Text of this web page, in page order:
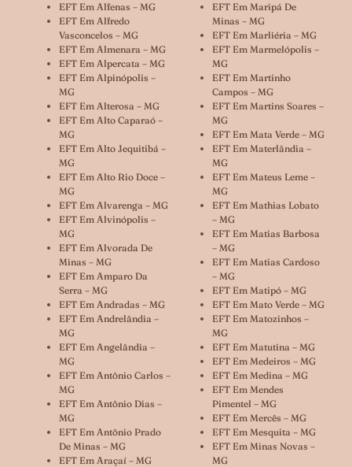
EFT Em Alfenas – MG
EFT Em Alfredo
Vasconcelos – MG
EFT Em Almenara – MG
EFT Em Alpercata – MG
EFT Em Alpinópolis –
MG
EFT Em Alterosa – MG
EFT Em Alto Caparaó –
MG
EFT Em Alto Jequitibá –
MG
EFT Em Alto Rio Doce –
MG
EFT Em Alvarenga – MG
EFT Em Alvinópolis –
MG
EFT Em Alvorada De
Minas – MG
EFT Em Amparo Da
Serra – MG
EFT Em Andradas – MG
EFT Em Andrelândia –
MG
EFT Em Angelândia –
MG
EFT Em Antônio Carlos –
MG
EFT Em Antônio Dias –
MG
EFT Em Antônio Prado
De Minas – MG
EFT Em Araçaí – MG
EFT Em Maripá De
Minas – MG
EFT Em Marliéria – MG
EFT Em Marmelópolis –
MG
EFT Em Martinho
Campos – MG
EFT Em Martins Soares –
MG
EFT Em Mata Verde – MG
EFT Em Materlândia –
MG
EFT Em Mateus Leme –
MG
EFT Em Mathias Lobato
– MG
EFT Em Matias Barbosa
– MG
EFT Em Matias Cardoso
– MG
EFT Em Matipó – MG
EFT Em Mato Verde – MG
EFT Em Matozinhos –
MG
EFT Em Matutina – MG
EFT Em Medeiros – MG
EFT Em Medina – MG
EFT Em Mendes
Pimentel – MG
EFT Em Mercês – MG
EFT Em Mesquita – MG
EFT Em Minas Novas –
MG